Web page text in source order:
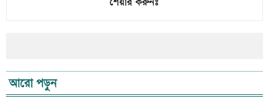
আরো পড়ুন